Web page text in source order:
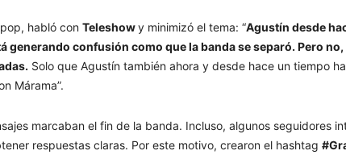
habló conTeleshowy minimizó el tema: “Agustín desde
generando confusión como que la banda se separó. Pero
Solo que Agustín también ahora y desde hace un tiempo
Márama”.
marcaban el fin de la banda. Incluso, algunos seguidores
respuestas claras. Por este motivo, crearon el hashtag